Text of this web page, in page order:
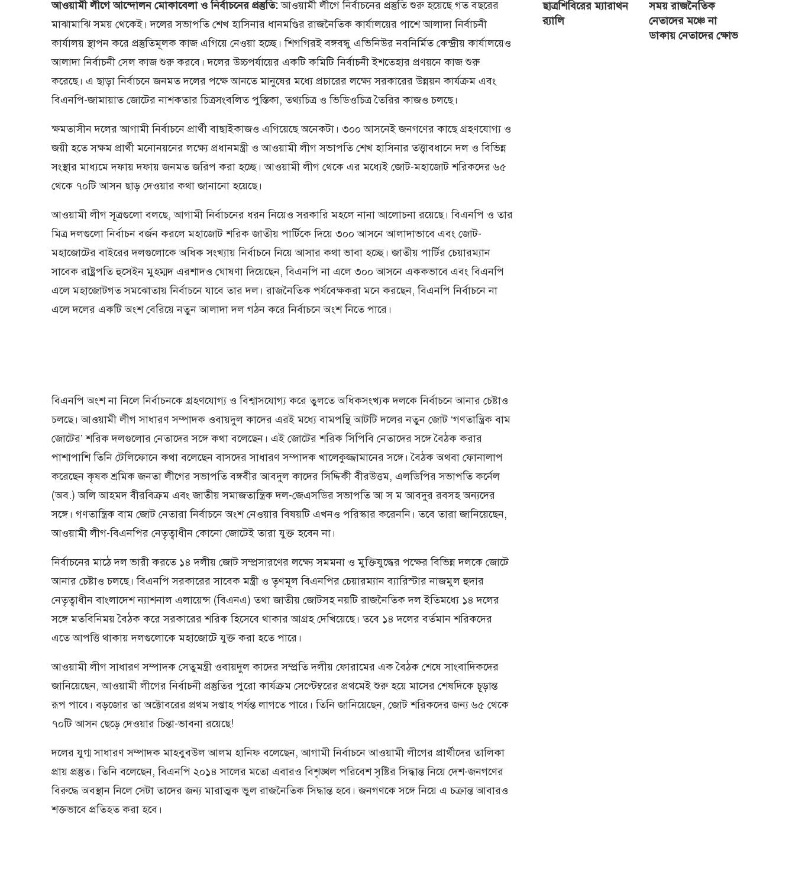
আওয়ামী লীগে আন্দোলন মোকাবেলা ও নির্বাচনের প্রস্তুতি:আওয়ামী লীগে নির্বাচনের প্রস্তুতি শুরু হয়েছে গত বছরের
মাঝামাঝি সময় থেকেই। দলের সভাপতি শেখ হাসিনার ধানমণ্ডির রাজনৈতিক কার্যালয়ের পাশে আলাদা নির্বাচনী
কার্যালয় স্থাপন করে প্রস্তুতিমূলক কাজ এগিয়ে নেওয়া হচ্ছে। শিগগিরই বঙ্গবন্ধু এভিনিউর নবনির্মিত কেন্দ্রীয় কার্যালয়েও
আলাদা নির্বাচনী সেল কাজ শুরু করবে। দলের উচ্চপর্যায়ের একটি কমিটি নির্বাচনী ইশতেহার প্রণয়নে কাজ শুরু
করেছে। এ ছাড়া নির্বাচনে জনমত দলের পক্ষে আনতে মানুষের মধ্যে প্রচারের লক্ষ্যে সরকারের উন্নয়ন কার্যক্রম এবং
বিএনপি-জামায়াত জোটের নাশকতার চিত্রসংবলিত পুস্তিকা, তথ্যচিত্র ও ভিডিওচিত্র তৈরির কাজও চলছে।
ক্ষমতাসীন দলের আগামী নির্বাচনে প্রার্থী বাছাইকাজও এগিয়েছে অনেকটা। ৩০০ আসনেই জনগণের কাছে গ্রহণযোগ্য ও
জয়ী হতে সক্ষম প্রার্থী মনোনয়নের লক্ষ্যে প্রধানমন্ত্রী ও আওয়ামী লীগ সভাপতি শেখ হাসিনার তত্ত্বাবধানে দল ও বিভিন্ন
সংস্থার মাধ্যমে দফায় দফায় জনমত জরিপ করা হচ্ছে। আওয়ামী লীগ থেকে এর মধ্যেই জোট-মহাজোট শরিকদের ৬৫
থেকে ৭০টি আসন ছাড় দেওয়ার কথা জানানো হয়েছে।
আওয়ামী লীগ সূত্রগুলো বলছে, আগামী নির্বাচনের ধরন নিয়েও সরকারি মহলে নানা আলোচনা রয়েছে। বিএনপি ও তার
মিত্র দলগুলো নির্বাচন বর্জন করলে মহাজোট শরিক জাতীয় পার্টিকে দিয়ে ৩০০ আসনে আলাদাভাবে এবং জোট-
মহাজোটের বাইরের দলগুলোকে অধিক সংখ্যায় নির্বাচনে নিয়ে আসার কথা ভাবা হচ্ছে। জাতীয় পার্টির চেয়ারম্যান
সাবেক রাষ্ট্রপতি হুসেইন মুহম্মদ এরশাদও ঘোষণা দিয়েছেন, বিএনপি না এলে ৩০০ আসনে এককভাবে এবং বিএনপি
এলে মহাজোটগত সমঝোতায় নির্বাচনে যাবে তার দল। রাজনৈতিক পর্যবেক্ষকরা মনে করছেন, বিএনপি নির্বাচনে না
এলে দলের একটি অংশ বেরিয়ে নতুন আলাদা দল গঠন করে নির্বাচনে অংশ নিতে পারে।
বিএনপি অংশ না নিলে নির্বাচনকে গ্রহণযোগ্য ও বিশ্বাসযোগ্য করে তুলতে অধিকসংখ্যক দলকে নির্বাচনে আনার চেষ্টাও
চলছে। আওয়ামী লীগ সাধারণ সম্পাদক ওবায়দুল কাদের এরই মধ্যে বামপন্থি আটটি দলের নতুন জোট ‘গণতান্ত্রিক বাম
জোটের’ শরিক দলগুলোর নেতাদের সঙ্গে কথা বলেছেন। এই জোটের শরিক সিপিবি নেতাদের সঙ্গে বৈঠক করার
পাশাপাশি তিনি টেলিফোনে কথা বলেছেন বাসদের সাধারণ সম্পাদক খালেকুজ্জামানের সঙ্গে। বৈঠক অথবা ফোনালাপ
করেছেন কৃষক শ্রমিক জনতা লীগের সভাপতি বঙ্গবীর আবদুল কাদের সিদ্দিকী বীরউত্তম, এলডিপির সভাপতি কর্নেল
(অব.) অলি আহমদ বীরবিক্রম এবং জাতীয় সমাজতান্ত্রিক দল-জেএসডির সভাপতি আ স ম আবদুর রবসহ অন্যদের
সঙ্গে। গণতান্ত্রিক বাম জোট নেতারা নির্বাচনে অংশ নেওয়ার বিষয়টি এখনও পরিস্কার করেননি। তবে তারা জানিয়েছেন,
আওয়ামী লীগ-বিএনপির নেতৃত্বাধীন কোনো জোটেই তারা যুক্ত হবেন না।
নির্বাচনের মাঠে দল ভারী করতে ১৪ দলীয় জোট সম্প্রসারণের লক্ষ্যে সমমনা ও মুক্তিযুদ্ধের পক্ষের বিভিন্ন দলকে জোটে
আনার চেষ্টাও চলছে। বিএনপি সরকারের সাবেক মন্ত্রী ও তৃণমূল বিএনপির চেয়ারম্যান ব্যারিস্টার নাজমুল হুদার
নেতৃত্বাধীন বাংলাদেশ ন্যাশনাল এলায়েন্স (বিএনএ) তথা জাতীয় জোটসহ নয়টি রাজনৈতিক দল ইতিমধ্যে ১৪ দলের
সঙ্গে মতবিনিময় বৈঠক করে সরকারের শরিক হিসেবে থাকার আগ্রহ দেখিয়েছে। তবে ১৪ দলের বর্তমান শরিকদের
এতে আপত্তি থাকায় দলগুলোকে মহাজোটে যুক্ত করা হতে পারে।
আওয়ামী লীগ সাধারণ সম্পাদক সেতুমন্ত্রী ওবায়দুল কাদের সম্প্রতি দলীয় ফোরামের এক বৈঠক শেষে সাংবাদিকদের
জানিয়েছেন, আওয়ামী লীগের নির্বাচনী প্রস্তুতির পুরো কার্যক্রম সেপ্টেম্বরের প্রথমেই শুরু হয়ে মাসের শেষদিকে চূড়ান্ত
রূপ পাবে। বড়জোর তা অক্টোবরের প্রথম সপ্তাহ পর্যন্ত লাগতে পারে। তিনি জানিয়েছেন, জোট শরিকদের জন্য ৬৫ থেকে
৭০টি আসন ছেড়ে দেওয়ার চিন্তা-ভাবনা রয়েছে!
দলের যুগ্ম সাধারণ সম্পাদক মাহবুবউল আলম হানিফ বলেছেন, আগামী নির্বাচনে আওয়ামী লীগের প্রার্থীদের তালিকা
প্রায় প্রস্তুত। তিনি বলেছেন, বিএনপি ২০১৪ সালের মতো এবারও বিশৃঙ্খল পরিবেশ সৃষ্টির সিদ্ধান্ত নিয়ে দেশ-জনগণের
বিরুদ্ধে অবস্থান নিলে সেটা তাদের জন্য মারাত্মক ভুল রাজনৈতিক সিদ্ধান্ত হবে। জনগণকে সঙ্গে নিয়ে এ চক্রান্ত আবারও
শক্তভাবে প্রতিহত করা হবে।
ছাত্রশিবিরের ম্যারাথন
র‌্যালি
সময় রাজনৈতিক
নেতাদের মঞ্চে না
ডাকায় নেতাদের ক্ষোভ